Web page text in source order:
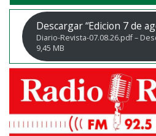
Descargar “Edicion 7 de
Diario-Revista-07.08.26.pdf –
9,45 MB